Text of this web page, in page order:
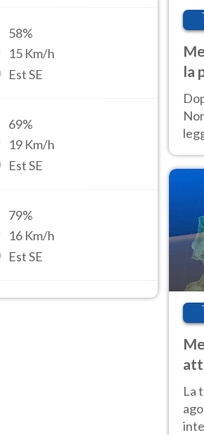
58%
15 Km/h
Est SE
69%
19 Km/h
Est SE
79%
16 Km/h
Est SE
la
La